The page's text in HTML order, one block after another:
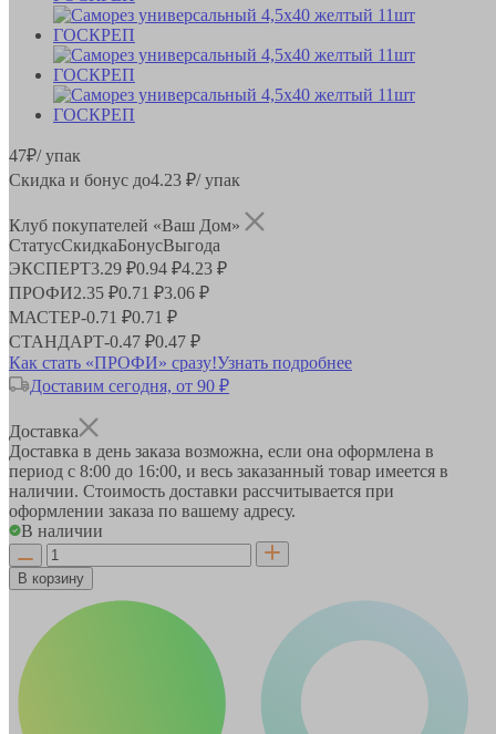
47₽/ упак
Скидка и бонус до4.23 ₽/ упак
Клуб покупателей «Ваш Дом»
СтатусСкидкаБонусВыгода
ЭКСПЕРТ3.29 ₽0.94 ₽4.23 ₽
ПРОФИ2.35 ₽0.71 ₽3.06 ₽
МАСТЕР-0.71 ₽0.71 ₽
СТАНДАРТ-0.47 ₽0.47 ₽
Как стать «ПРОФИ» сразу!Узнать подробнее
Доставим сегодня, от 90 ₽
Доставка
Доставка в день заказа возможна, если она оформлена в
период с 8:00 до 16:00, и весь заказанный товар имеется в
наличии. Стоимость доставки рассчитывается при
оформлении заказа по вашему адресу.
В наличии
В корзину